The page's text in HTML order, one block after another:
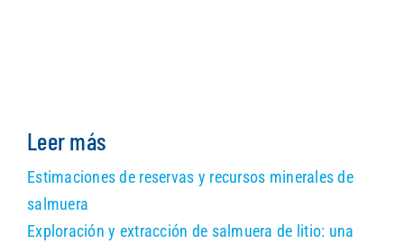
Leer más
Estimaciones de reservas y recursos minerales de
salmuera
Exploración y extracción de salmuera de litio: una